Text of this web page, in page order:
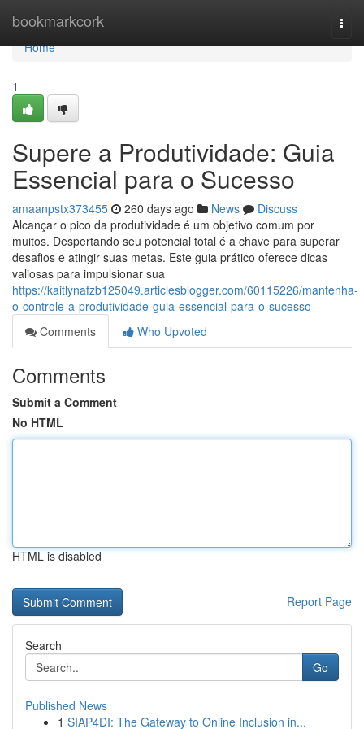
bookmarkcork
Home
Home
1
Supere a Produtividade: Guia
Essencial para o Sucesso
amaanpstx373455 260 days ago News
Discuss
Alcançar o pico da produtividade é um objetivo comum por
muitos. Despertando seu potencial total é a chave para superar
desafios e atingir suas metas. Este guia prático oferece dicas
valiosas para impulsionar sua
https://kaitlynafzb125049.articlesblogger.com/60115226/mantenha-
o-controle-a-produtividade-guia-essencial-para-o-sucesso
Comments
Who Upvoted
Comments
Submit a Comment
No HTML
HTML is disabled
Report Page
Search
Go
Published News
1 SIAP4DI: The Gateway to Online Inclusion in...